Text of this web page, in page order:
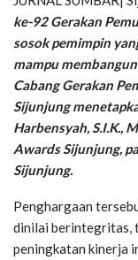
ke-92 Gerakan
sosok pemimpin
mampu
Cabang Gerakan
Sijunjung
Harbensyah, S.I.K.,
Awards Sijunjung,
Sijunjung.
Penghargaan
dinilai berintegritas,
peningkatan kinerja